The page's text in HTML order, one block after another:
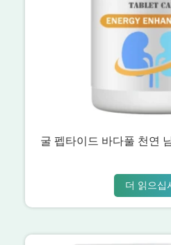
굴 펩타이드 바다풀 천연
더 읽으십